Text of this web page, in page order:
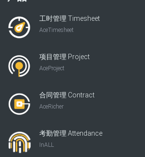
工时管理 Timesheet
AceTimesheet
项目管理 Project
AceProject
合同管理 Contract
AceRicher
考勤管理 Attendance
InALL